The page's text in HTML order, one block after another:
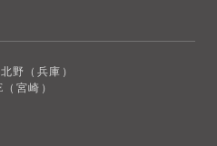
野（兵庫）
宮崎）